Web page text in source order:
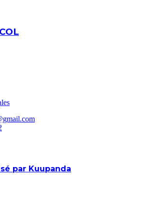
par Kuupanda